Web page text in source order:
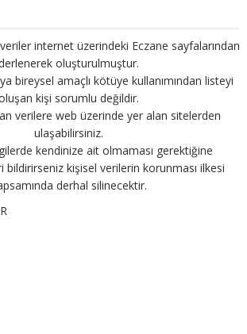
internet üzerindeki Eczane sayfalarından
oluşturulmuştur.
bireysel amaçlı kötüye kullanımından listeyi
kişi sorumlu değildir.
verilere web üzerinde yer alan sitelerden
ulaşabilirsiniz.
kendinize ait olmaması gerektiğine
bildirirseniz kişisel verilerin korunması ilkesi
derhal silinecektir.